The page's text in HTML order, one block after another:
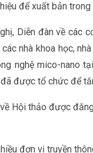
để xuất bản trong
Diễn đàn về các
nhà khoa học,
nghệ mico-nano
được tổ chức để
Hội thảo được
đơn vị truyền